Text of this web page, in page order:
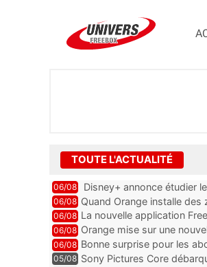
TOUTE L'ACTUALITÉ
06/08 Disney+ annonce étudier
06/08 Quand Orange installe
06/08 La nouvelle application
abonnés Freebox, testez la
06/08 Orange mise sur une
06/08 Bonne surprise pour les
inclus
05/08 Sony Pictures Core